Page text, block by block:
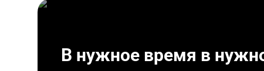
В нужное время в